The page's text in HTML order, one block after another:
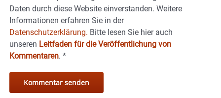
Daten durch diese Website einverstanden. Weitere
Informationen erfahren Sie in der
Datenschutzerklärung. Bitte lesen Sie hier auch
unseren Leitfaden für die Veröffentlichung von
Kommentaren. *